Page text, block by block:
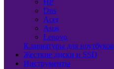
HP
Dns
Acer
Asus
Lenovo
Клавиатуры для ноутбуков
Жесткие диски и SSD
Инструменты